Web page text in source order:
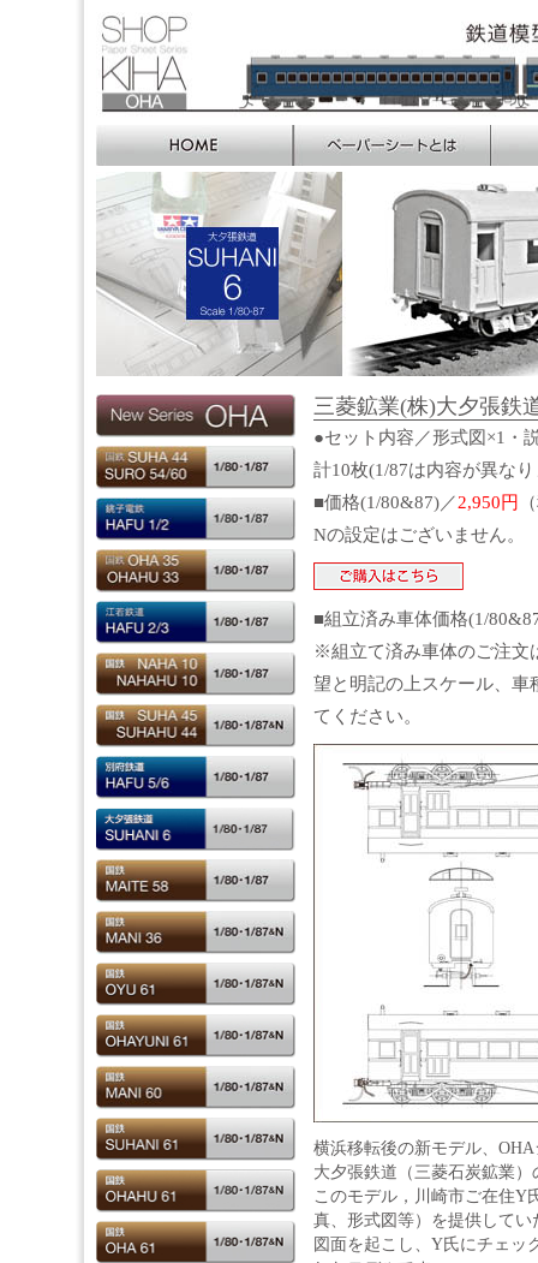
三菱鉱業(株)大夕張鉄
●セット内容／形式図×1
計10枚(1/87は内容が異な
■価格(1/80&87)／2,950円
Nの設定はございません。
■組立済み車体価格(1/
※組立て済み車体のご注文
望と明記の上スケール、車
てください。
横浜移転後の新モデル、
大夕張鉄道（三菱石炭鉱業
このモデル，川崎市ご在住Y
真、形式図等）を提供してい
図面を起こし、Y氏にチェッ